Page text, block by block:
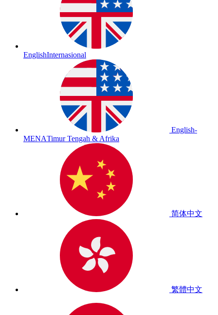
EnglishInternasional
English-
MENATimur Tengah & Afrika
简体中文
繁體中文